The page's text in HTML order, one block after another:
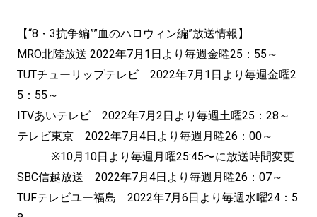
【“8・3抗争編””血のハロウィン編”放送情報】
MRO北陸放送 2022年7月1日より毎週金曜25：55～
TUTチューリップテレビ 2022年7月1日より毎週金曜2
5：55～
ITVあいテレビ 2022年7月2日より毎週土曜25：28～
テレビ東京 2022年7月4日より毎週月曜26：00～
※10月10日より毎週月曜25:45〜に放送時間変更
SBC信越放送 2022年7月4日より毎週月曜26：07～
TUFテレビユー福島 2022年7月6日より毎週水曜24：5